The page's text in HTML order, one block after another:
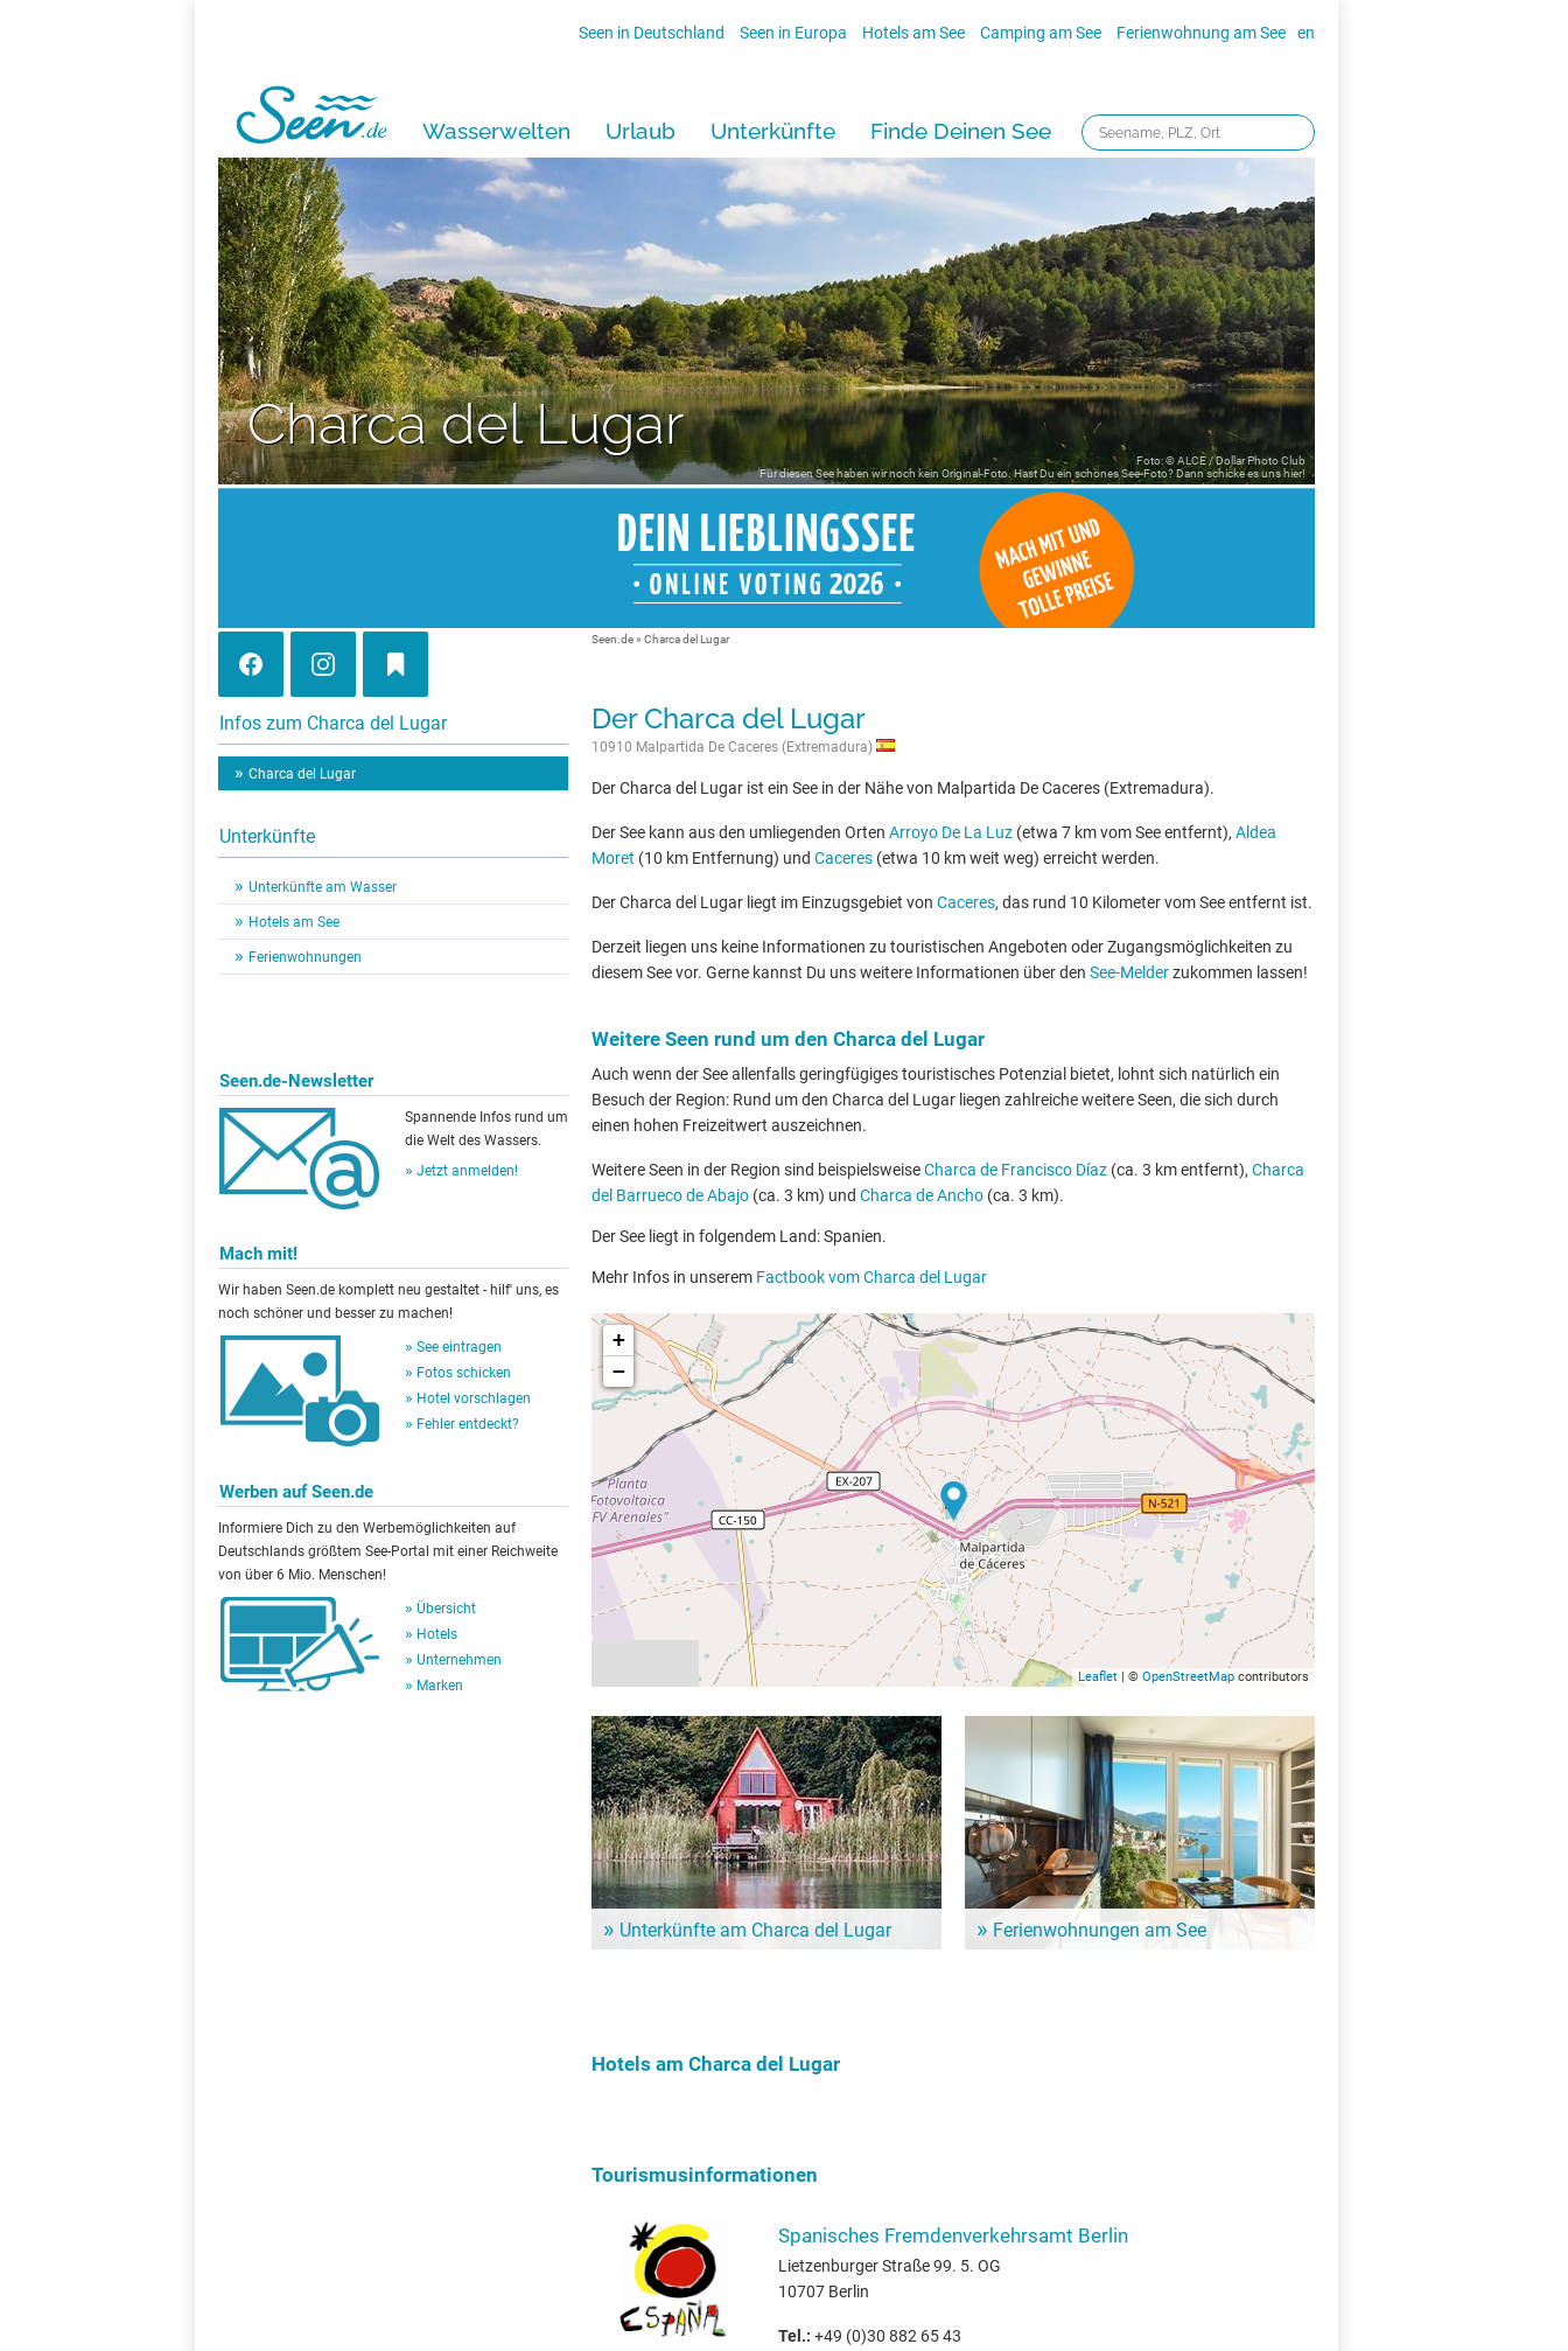
Seen in Deutschland Seen in Europa Hotels am See Camping am See Ferienwohnung am See en
Wasserwelten Urlaub Unterkünfte Finde Deinen See
Charca del Lugar
Foto: © ALCE / Dollar Photo Club
Für diesen See haben wir noch kein Original-Foto. Hast Du ein schönes See-Foto? Dann schicke es uns hier!
Infos zum Charca del Lugar
Charca del Lugar
Unterkünfte
Unterkünfte am Wasser
Hotels am See
Ferienwohnungen
Seen.de-Newsletter
Spannende Infos rund um
die Welt des Wassers.
Jetzt anmelden!
Mach mit!
Wir haben Seen.de komplett neu gestaltet - hilf' uns, es
noch schöner und besser zu machen!
See eintragen
Fotos schicken
Hotel vorschlagen
Fehler entdeckt?
Werben auf Seen.de
Informiere Dich zu den Werbemöglichkeiten auf
Deutschlands größtem See-Portal mit einer Reichweite
von über 6 Mio. Menschen!
Übersicht
Hotels
Unternehmen
Marken
Seen.de» Charca del Lugar
Der Charca del Lugar
10910 Malpartida De Caceres (Extremadura)
Der Charca del Lugar ist ein See in der Nähe von Malpartida De Caceres (Extremadura).
Der See kann aus den umliegenden Orten Arroyo De La Luz (etwa 7 km vom See entfernt), Aldea
Moret (10 km Entfernung) und Caceres (etwa 10 km weit weg) erreicht werden.
Der Charca del Lugar liegt im Einzugsgebiet von Caceres, das rund 10 Kilometer vom See entfernt ist.
Derzeit liegen uns keine Informationen zu touristischen Angeboten oder Zugangsmöglichkeiten zu
diesem See vor. Gerne kannst Du uns weitere Informationen über den See-Melderzukommen lassen!
Weitere Seen rund um den Charca del Lugar
Auch wenn der See allenfalls geringfügiges touristisches Potenzial bietet, lohnt sich natürlich ein
Besuch der Region: Rund um den Charca del Lugar liegen zahlreiche weitere Seen, die sich durch
einen hohen Freizeitwert auszeichnen.
Weitere Seen in der Region sind beispielsweiseCharca de Francisco Díaz (ca. 3 km entfernt), Charca
del Barrueco de Abajo (ca. 3 km) und Charca de Ancho (ca. 3 km).
Der See liegt in folgendem Land: Spanien.
Mehr Infos in unserem Factbook vom Charca del Lugar
+
−
Leaflet | © OpenStreetMap contributors
Unterkünfte am Charca del Lugar Ferienwohnungen am See
Hotels am Charca del Lugar
Tourismusinformationen
Spanisches Fremdenverkehrsamt Berlin
Lietzenburger Straße 99. 5. OG
10707 Berlin
Tel.: +49 (0)30 882 65 43